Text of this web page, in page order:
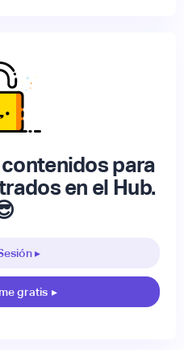
para
en el Hub.
▸
gratis ▸